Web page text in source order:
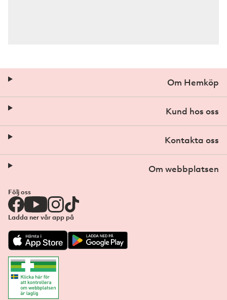
Om Hemköp
Kund hos oss
Kontakta oss
Om webbplatsen
Följ oss
Ladda ner vår app på